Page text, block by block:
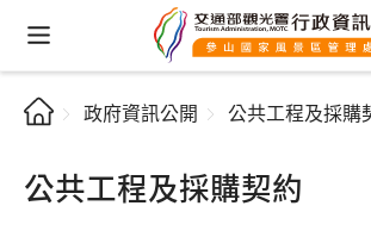
政府資訊公開 公共工程及採購
公共工程及採購契約